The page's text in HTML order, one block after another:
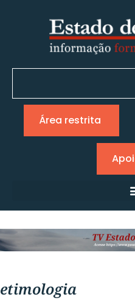
Área restrita
etimologia